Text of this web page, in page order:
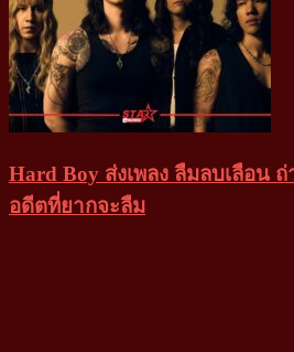
Hard Boy ส่งเพลง ลืมลบเลือน
อดีตที่ยากจะลืม